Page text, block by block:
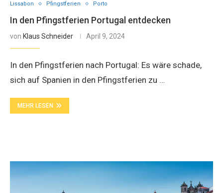
Lissabon Pfingstferien Porto
In den Pfingstferien Portugal entdecken
von Klaus Schneider April 9, 2024
In den Pfingstferien nach Portugal: Es wäre schade,
sich auf Spanien in den Pfingstferien zu …
MEHR LESEN